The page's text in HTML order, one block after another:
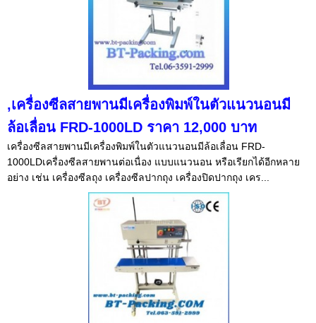
,เครื่องซีลสายพานมีเครื่องพิมพ์ในตัวแนวนอนมี
ล้อเลื่อน FRD-1000LD ราคา 12,000 บาท
เครื่องซีลสายพานมีเครื่องพิมพ์ในตัวแนวนอนมีล้อเลื่อน FRD-
1000LDเครื่องซีลสายพานต่อเนื่อง แบบแนวนอน หรือเรียกได้อีกหลาย
อย่าง เช่น เครื่องซีลถุง เครื่องซีลปากถุง เครื่องปิดปากถุง เคร...